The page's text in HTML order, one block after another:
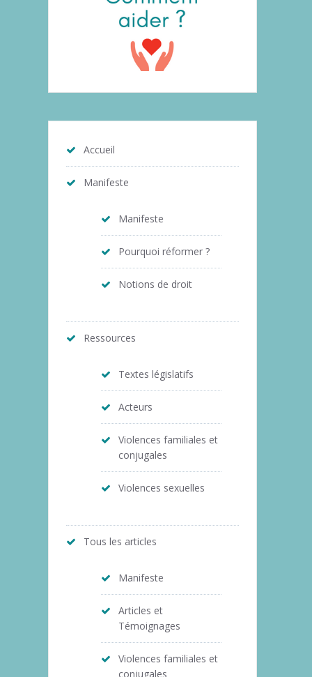
Accueil
Manifeste
Manifeste
Pourquoi réformer ?
Notions de droit
Ressources
Textes législatifs
Acteurs
Violences familiales et
conjugales
Violences sexuelles
Tous les articles
Manifeste
Articles et
Témoignages
Violences familiales et
conjugales